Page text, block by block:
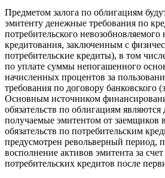
Предметом залога по облигациям
эмитенту денежные требования по
потребительского невозобновляемого
кредитования, заключенным с
потребительские кредиты), в том
по уплате суммы непогашенного
начисленных процентов за
требования по договору банковского
Основным источником
обязательств по облигациям
получаемые эмитентом от заемщиков
обязательств по потребительским
предусмотрен револьверный период,
восполнение активов эмитента за
потребительских кредитов после